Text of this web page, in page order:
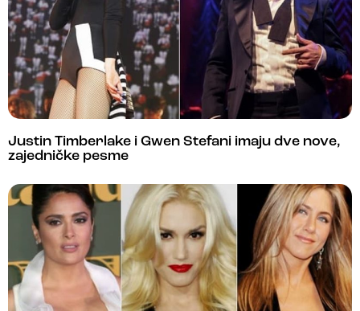
Justin Timberlake i Gwen Stefani imaju dve nove,
zajedničke pesme